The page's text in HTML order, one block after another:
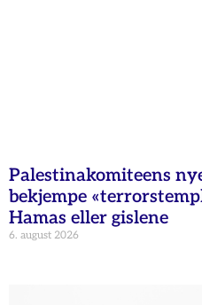
Palestinakomiteens
bekjempe
Hamas eller gislene
6. august 2026